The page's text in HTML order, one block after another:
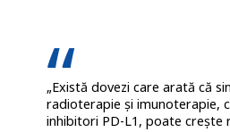
„Există dovezi care arată că
radioterapie și imunoterapie,
inhibitori PD-L1, poate crește